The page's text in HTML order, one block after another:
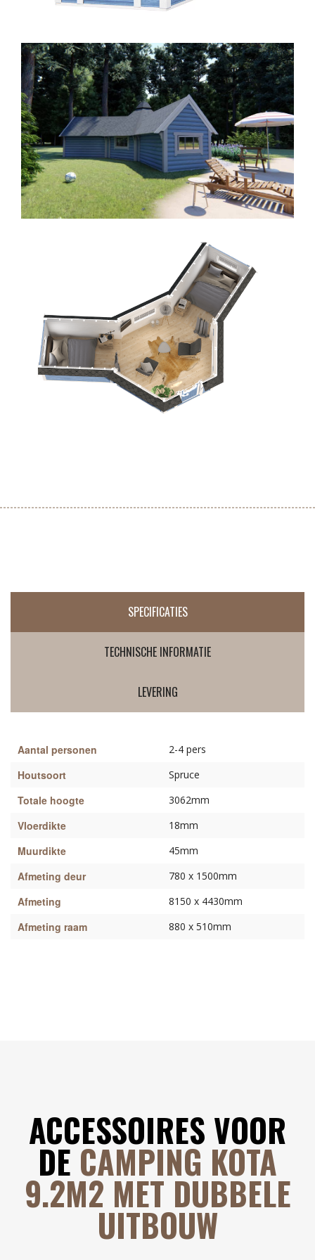
SPECIFICATIES
TECHNISCHE INFORMATIE
LEVERING
Aantal personen 2-4 pers
Houtsoort Spruce
Totale hoogte 3062mm
Vloerdikte 18mm
Muurdikte 45mm
Afmeting deur 780 x 1500mm
Afmeting 8150 x 4430mm
Afmeting raam 880 x 510mm
ACCESSOIRES VOOR
DECAMPING KOTA
9.2M2 MET DUBBELE
UITBOUW